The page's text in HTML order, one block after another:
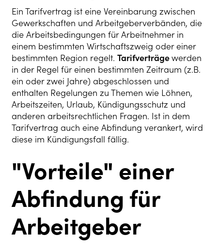
Ein Tarifvertrag ist eine Vereinbarung zwischen
Gewerkschaften und Arbeitgeberverbänden, die
die Arbeitsbedingungen für Arbeitnehmer in
einem bestimmten Wirtschaftszweig oder einer
bestimmten Region regelt. Tarifverträgewerden
in der Regel für einen bestimmten Zeitraum (z.B.
ein oder zwei Jahre) abgeschlossen und
enthalten Regelungen zu Themen wie Löhnen,
Arbeitszeiten, Urlaub, Kündigungsschutz und
anderen arbeitsrechtlichen Fragen. Ist in dem
Tarifvertrag auch eine Abfindung verankert, wird
diese im Kündigungsfall fällig.
"Vorteile" einer
Abfindung für
Arbeitgeber